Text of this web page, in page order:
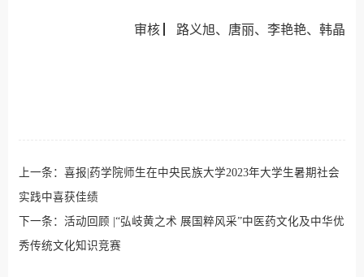
审核 路义旭、 唐丽、李艳艳、韩晶
上一条： 喜报|药学院师生在中央民族大学2023年大学生暑期社会
实践中喜获佳绩
下一条： 活动回顾 |“弘岐黄之术 展国粹风采”中医药文化及中华优
秀传统文化知识竞赛